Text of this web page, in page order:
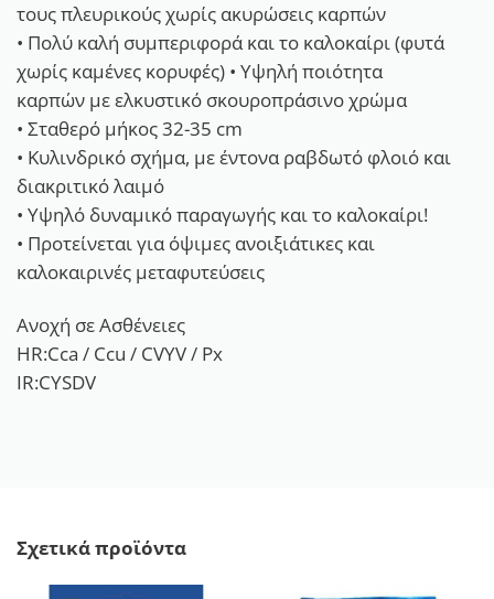
τους πλευρικούς χωρίς ακυρώσεις καρπών
• Πολύ καλή συμπεριφορά και το καλοκαίρι (φυτά
χωρίς καμένες κορυφές) • Yψηλή ποιότητα
καρπών με ελκυστικό σκουροπράσινο χρώμα
• Σταθερό μήκος 32-35 cm
• Κυλινδρικό σχήμα, με έντονα ραβδωτό φλοιό και
διακριτικό λαιμό
• Υψηλό δυναμικό παραγωγής και το καλοκαίρι!
• Προτείνεται για όψιμες ανοιξιάτικες και
καλοκαιρινές μεταφυτεύσεις
Ανοχή σε Ασθένειες
HR:Cca / Ccu / CVYV / Px
IR:CYSDV
Σχετικά προϊόντα